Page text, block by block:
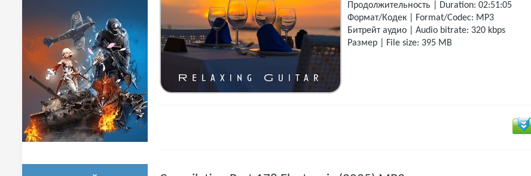
Продолжительность | Duration: 02:51:05
Формат/Кодек | Format/Codec: MP3
Битрейт аудио | Audio bitrate: 320 kbps
Размер | File size: 395 MB